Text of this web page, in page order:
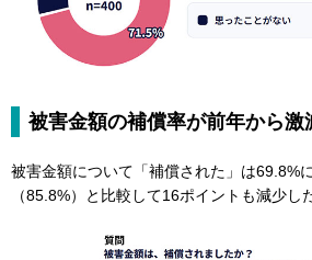
被害金額の補償率が前年から激
被害金額について「補償された」は69.8%
（85.8%）と比較して16ポイントも減少し